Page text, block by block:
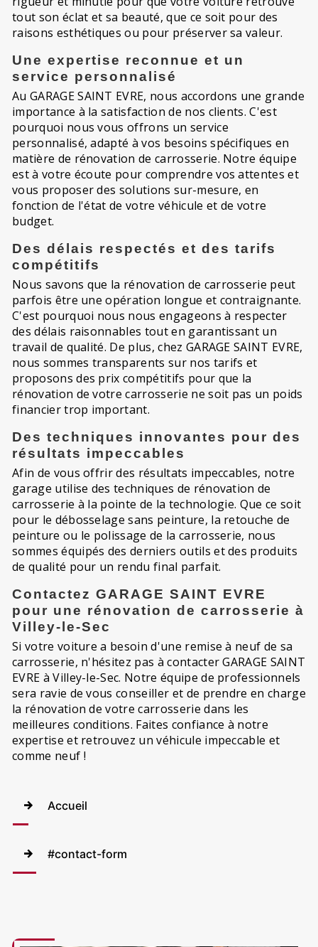
tout son éclat et sa beauté, que ce soit pour des
raisons esthétiques ou pour préserver sa valeur.
Une expertise reconnue et un
service personnalisé
Au GARAGE SAINT EVRE, nous accordons une grande
importance à la satisfaction de nos clients. C'est
pourquoi nous vous offrons un service
personnalisé, adapté à vos besoins spécifiques en
matière de rénovation de carrosserie. Notre équipe
est à votre écoute pour comprendre vos attentes et
vous proposer des solutions sur-mesure, en
fonction de l'état de votre véhicule et de votre
budget.
Des délais respectés et des tarifs
compétitifs
Nous savons que la rénovation de carrosserie peut
parfois être une opération longue et contraignante.
C'est pourquoi nous nous engageons à respecter
des délais raisonnables tout en garantissant un
travail de qualité. De plus, chez GARAGE SAINT EVRE,
nous sommes transparents sur nos tarifs et
proposons des prix compétitifs pour que la
rénovation de votre carrosserie ne soit pas un poids
financier trop important.
Des techniques innovantes pour des
résultats impeccables
Afin de vous offrir des résultats impeccables, notre
garage utilise des techniques de rénovation de
carrosserie à la pointe de la technologie. Que ce soit
pour le débosselage sans peinture, la retouche de
peinture ou le polissage de la carrosserie, nous
sommes équipés des derniers outils et des produits
de qualité pour un rendu final parfait.
Contactez GARAGE SAINT EVRE
pour une rénovation de carrosserie à
Villey-le-Sec
Si votre voiture a besoin d'une remise à neuf de sa
carrosserie, n'hésitez pas à contacter GARAGE SAINT
EVRE à Villey-le-Sec. Notre équipe de professionnels
sera ravie de vous conseiller et de prendre en charge
la rénovation de votre carrosserie dans les
meilleures conditions. Faites confiance à notre
expertise et retrouvez un véhicule impeccable et
comme neuf !
Accueil
#contact-form